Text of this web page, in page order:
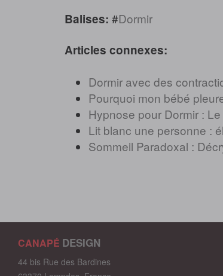
Balises: #Dormir
Articles connexes:
Dormir avec des
Pourquoi mon bébé
Hypnose pour Dormir :
Lit blanc une personne :
Sommeil Paradoxal :
CANAPÉ DESIGN
44 bis Rue des Bardines